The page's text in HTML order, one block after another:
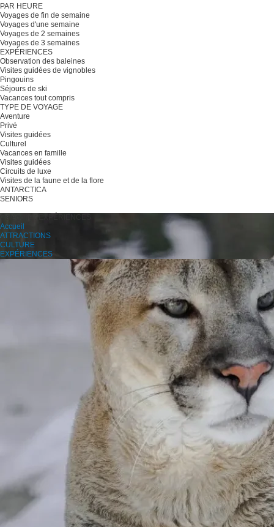
PAR HEURE
Voyages de fin de semaine
Voyages d'une semaine
Voyages de 2 semaines
Voyages de 3 semaines
EXPÉRIENCES
Observation des baleines
Visites guidées de vignobles
Pingouins
Séjours de ski
Vacances tout compris
TYPE DE VOYAGE
Aventure
Privé
Visites guidées
Culturel
Vacances en famille
Visites guidées
Circuits de luxe
Visites de la faune et de la flore
ANTARCTICA
SENIORS
Accueil
ATTRACTIONS
CULTURE
EXPÉRIENCES